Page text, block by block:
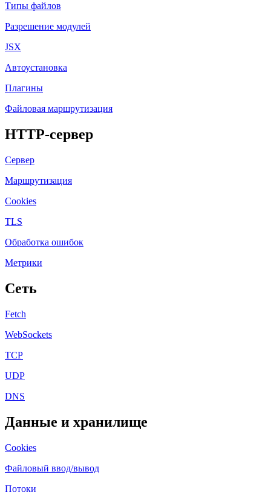
Типы файлов
Разрешение модулей
JSX
Автоустановка
Плагины
Файловая маршрутизация
HTTP-сервер
Сервер
Маршрутизация
Cookies
TLS
Обработка ошибок
Метрики
Сеть
Fetch
WebSockets
TCP
UDP
DNS
Данные и хранилище
Cookies
Файловый ввод/вывод
Потоки